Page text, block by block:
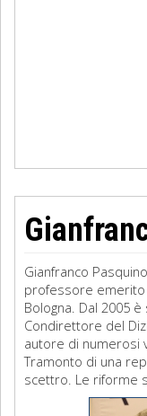
Gianfranco
professore emerito
Bologna. Dal 2005
Condirettore del
autore di numerosi
Tramonto di una
scettro. Le riforme